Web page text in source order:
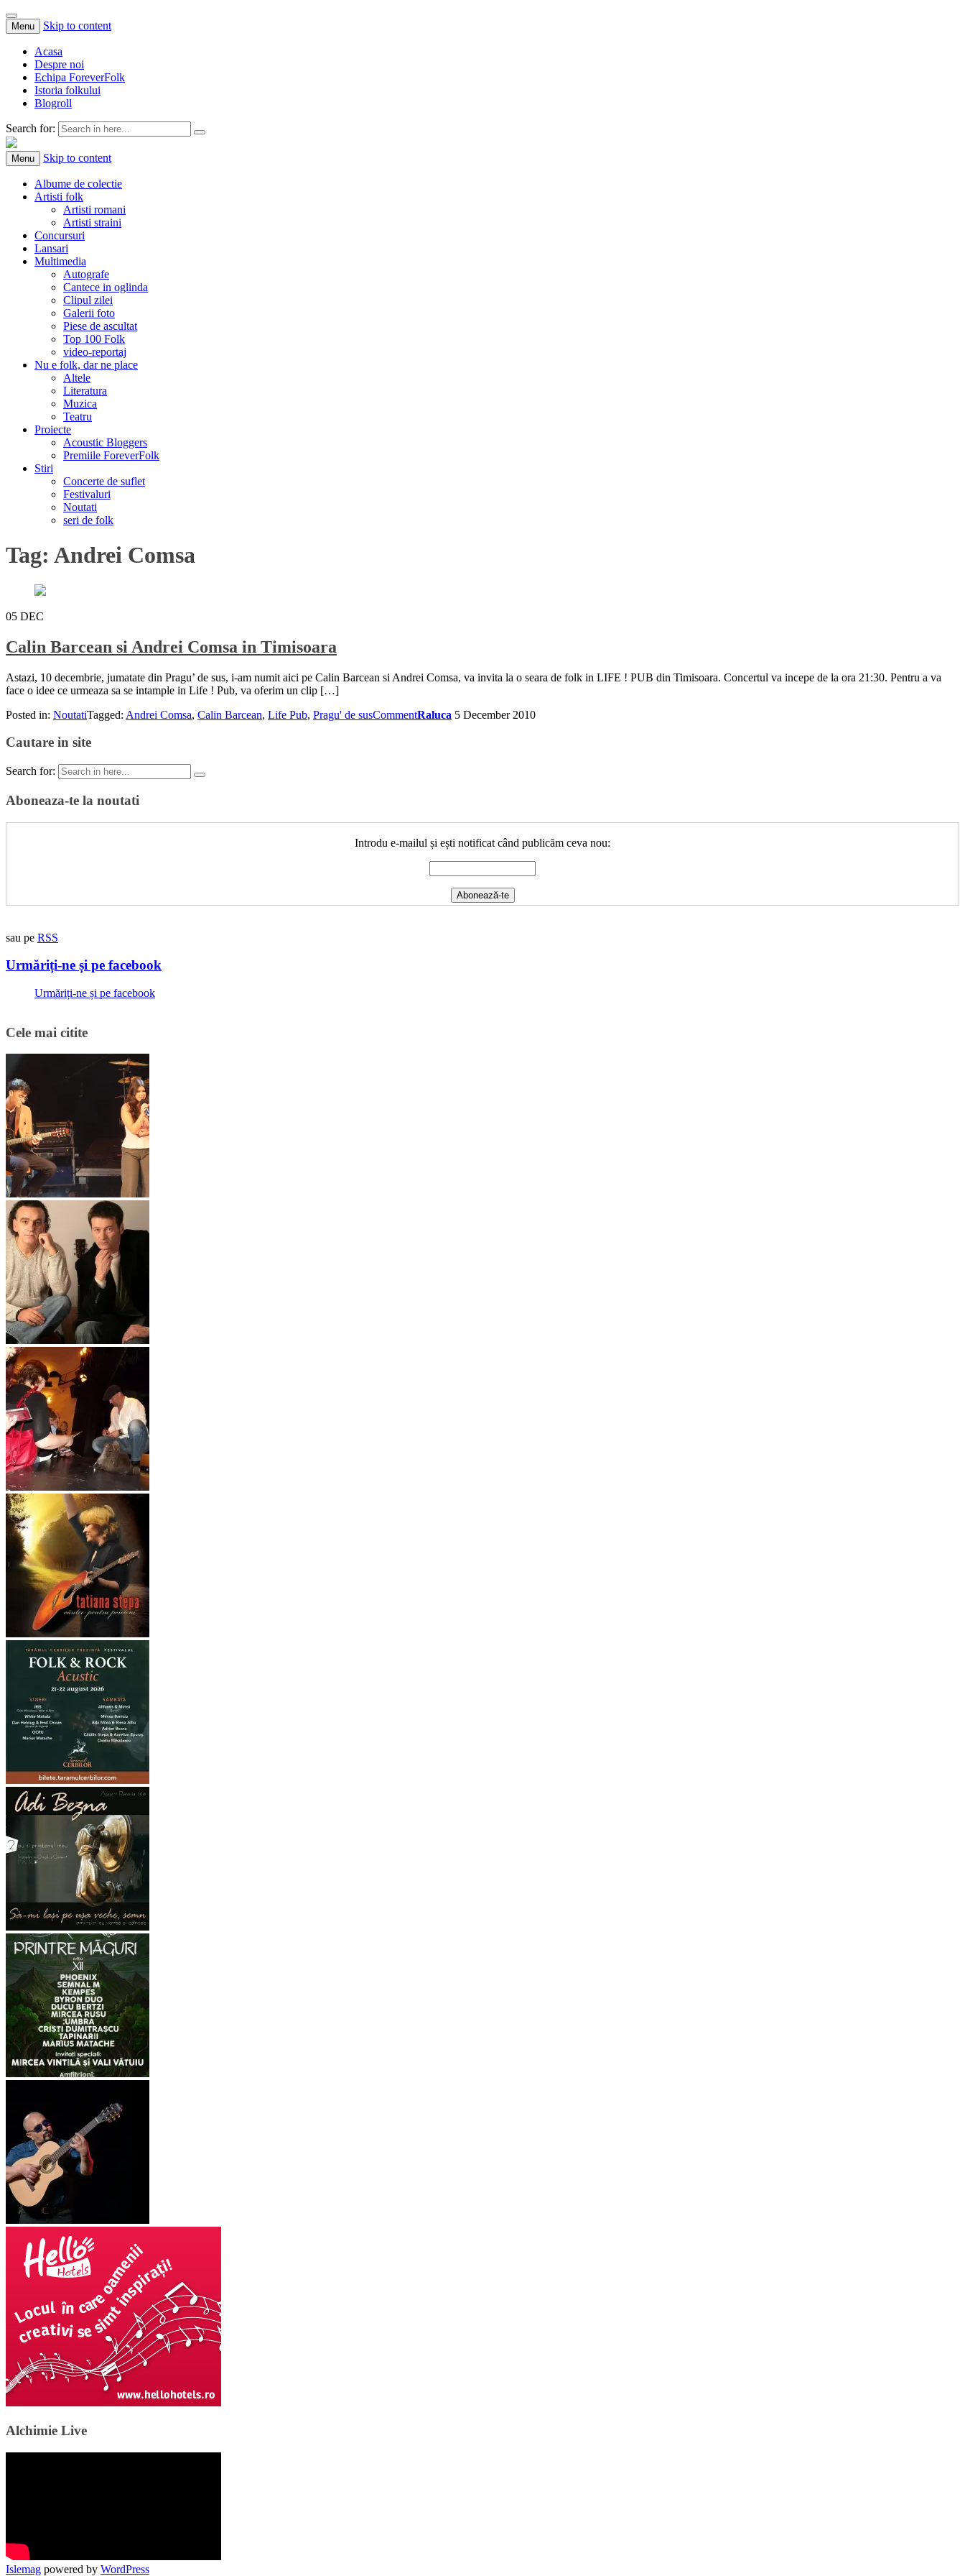
Menu Skip to content
Acasa
Despre noi
Echipa ForeverFolk
Istoria folkului
Blogroll
Search for:
ForeverFolk
Muzica sufletului tau
Menu Skip to content
Albume de colectie
Artisti folk
Artisti romani
Artisti straini
Concursuri
Lansari
Multimedia
Autografe
Cantece in oglinda
Clipul zilei
Galerii foto
Piese de ascultat
Top 100 Folk
video-reportaj
Nu e folk, dar ne place
Altele
Literatura
Muzica
Teatru
Proiecte
Acoustic Bloggers
Premiile ForeverFolk
Stiri
Concerte de suflet
Festivaluri
Noutati
seri de folk
Tag: Andrei Comsa
05 DEC
Calin Barcean si Andrei Comsa in Timisoara
Astazi, 10 decembrie, jumatate din Pragu’ de sus, i-am numit aici pe Calin Barcean si Andrei Comsa, va invita la o seara de folk in LIFE ! PUB din Timisoara. Concertul va incepe de la ora 21:30. Pentru a va
face o idee ce urmeaza sa se intample in Life ! Pub, va oferim un clip […]
Posted in: NoutatiTagged: Andrei Comsa, Calin Barcean, Life Pub, Pragu' de susCommentRaluca 5 December 2010
Cautare in site
Search for:
Aboneaza-te la noutati
Introdu e-mailul și ești notificat când publicăm ceva nou:
sau pe RSS
Urmăriți-ne și pe facebook
Urmăriți-ne și pe facebook
Cele mai citite
Alchimie Live
Islemag powered by WordPress